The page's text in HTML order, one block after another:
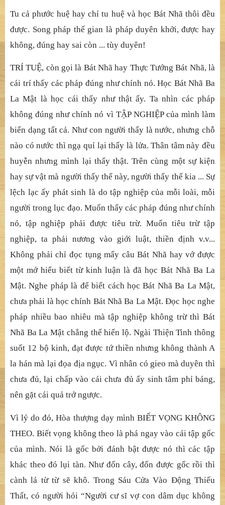
Tu cả phước huệ hay chỉ tu huệ và học Bát Nhã thôi đều
được. Song pháp thế gian là pháp duyên khởi, được hay
không, đúng hay sai còn ... tùy duyên!
TRÍ TUỆ, còn gọi là Bát Nhã hay Thực Tướng Bát Nhã, là
cái trí thấy các pháp đúng như chính nó. Học Bát Nhã Ba
La Mật là học cái thấy như thật ấy. Ta nhìn các pháp
không đúng như chính nó vì TẬP NGHIỆP của mình làm
biến dạng tất cả. Như con người thấy là nước, nhưng chỗ
nào có nước thì ngạ quỉ lại thấy là lửa. Thân tâm này đều
huyễn nhưng mình lại thấy thật. Trên cùng một sự kiện
hay sự vật mà người thấy thế này, người thấy thế kia ... Sự
lệch lạc ấy phát sinh là do tập nghiệp của mỗi loài, mỗi
người trong lục đạo. Muốn thấy các pháp đúng như chính
nó, tập nghiệp phải được tiêu trừ. Muốn tiêu trừ tập
nghiệp, ta phải nương vào giới luật, thiền định v.v...
Không phải chỉ đọc tụng mấy câu Bát Nhã hay vớ được
một mớ hiểu biết từ kinh luận là đã học Bát Nhã Ba La
Mật. Nghe pháp là để biết cách học Bát Nhã Ba La Mật,
chưa phải là học chính Bát Nhã Ba La Mật. Đọc học nghe
pháp nhiều bao nhiêu mà tập nghiệp không trừ thì Bát
Nhã Ba La Mật chẳng thể hiển lộ. Ngài Thiện Tinh thông
suốt 12 bộ kinh, đạt được tứ thiền nhưng không thành A
la hán mà lại đọa địa ngục. Vì nhân có gieo mà duyên thì
chưa đủ, lại chấp vào cái chưa đủ ấy sinh tâm phỉ báng,
nên gặt cái quả trở ngược.
Vì lý do đó, Hòa thượng dạy mình BIẾT VỌNG KHÔNG
THEO. Biết vọng không theo là phá ngay vào cái tập gốc
của mình. Nói là gốc bởi đánh bật được nó thì các tập
khác theo đó lụi tàn. Như đốn cây, đốn được gốc rồi thì
cành lá từ từ sẽ khô. Trong Sáu Cửa Vào Động Thiếu
Thất, có người hỏi “Người cư sĩ vợ con dâm dục không